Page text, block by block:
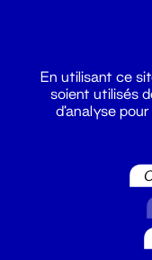
billetterie@leGrandT.fr
En utilisant ce
soient utilisés
d'analyse